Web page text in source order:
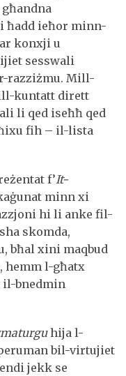
ħadd ieħor minn-
konxji u
sesswali
razziżmu. Mill-
kuntatt dirett
li qed iseħħ qed
fih – il-lista
f’It-
minn xi
hi li anke fil-
skomda,
bħal xini maqbud
hemm l-għatx
il-bnedmin
hija l-
bil-virtujiet
jekk se